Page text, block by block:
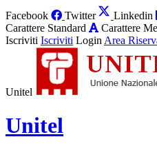
Facebook Twitter Linkedin
Carattere Standard
Carattere
Iscriviti Iscriviti Login Area
Unitel
Unitel